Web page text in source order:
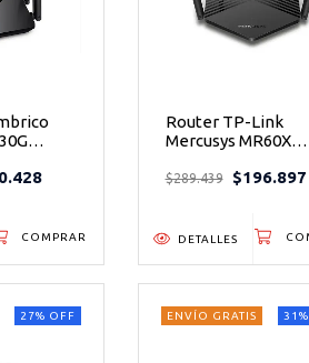
Router TP-Link
Mercusys MR60X
Band 1500 Mbps 4
$289.439 $196.897
DETALLES
27% OFF 31 %
ENVÍO GRATIS